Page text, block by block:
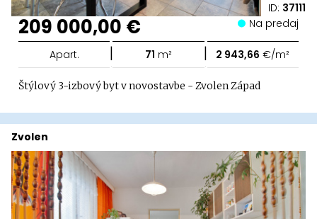
ID: 37111
209 000,00 € Na predaj
Apart. | 71 m² | 2 943,66 €/m²
Štýlový 3-izbový byt v novostavbe - Zvolen Západ
Zvolen